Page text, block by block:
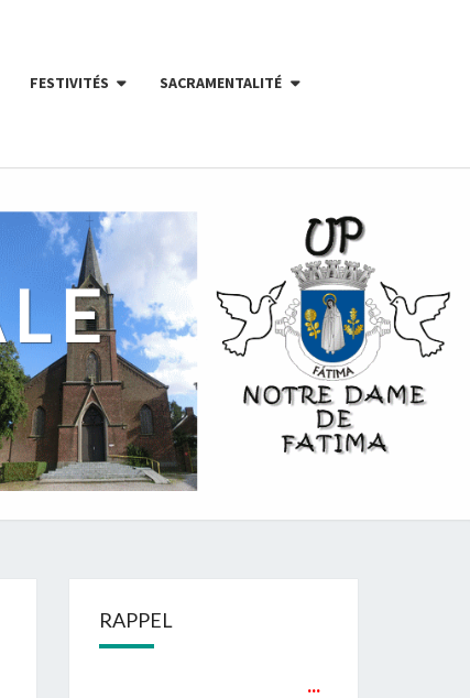
FESTIVITÉS SACRAMENTALITÉ
RAPPEL